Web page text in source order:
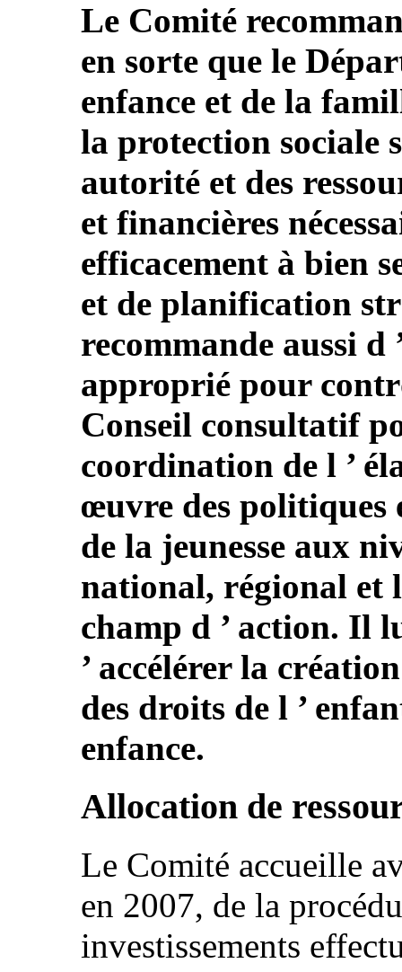
Le Comité
en sorte que le
enfance et de la
la protection sociale
autorité et des
et financières
efficacement à bien
et de planification
recommande aussi d
approprié pour
Conseil consultatif
coordination de l ’
œuvre des politiques
de la jeunesse aux
national, régional et
champ d ’ action. Il
’ accélérer la
des droits de l ’
enfance.
Allocation de
Le Comité accueille
en 2007, de la
investissements